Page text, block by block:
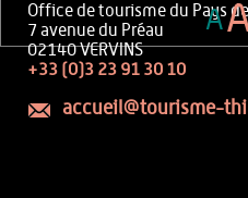
Office de tourisme du Pays
7 avenue du Préau
02140 VERVINS
+33 (0)3 23 91 30 10
accueil@tourisme-
A